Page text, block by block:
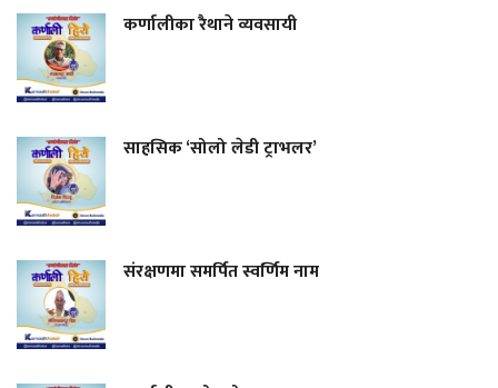
कर्णालीका रैथाने व्यवसायी
साहसिक ‘सोलो लेडी ट्राभलर’
संरक्षणमा समर्पित स्वर्णिम नाम